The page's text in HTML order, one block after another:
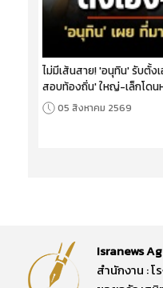
ไม่มีเส้นสาย! 'อนุทิน' รับตั้ง
สอบท้องถิ่น' ใหญ่-เล็กโดน
05 สิงหาคม 2569
Isranews
สำนักงาน : โ